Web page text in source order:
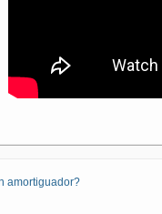
amortiguador?